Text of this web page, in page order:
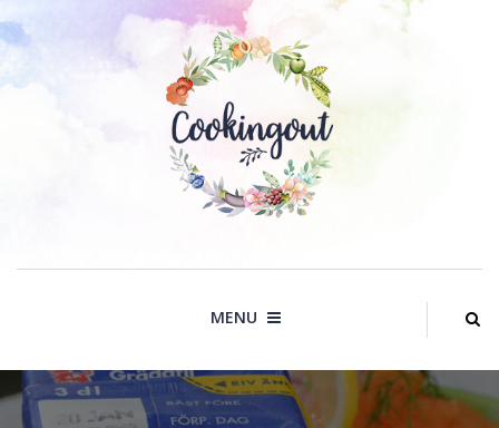
to
MENU